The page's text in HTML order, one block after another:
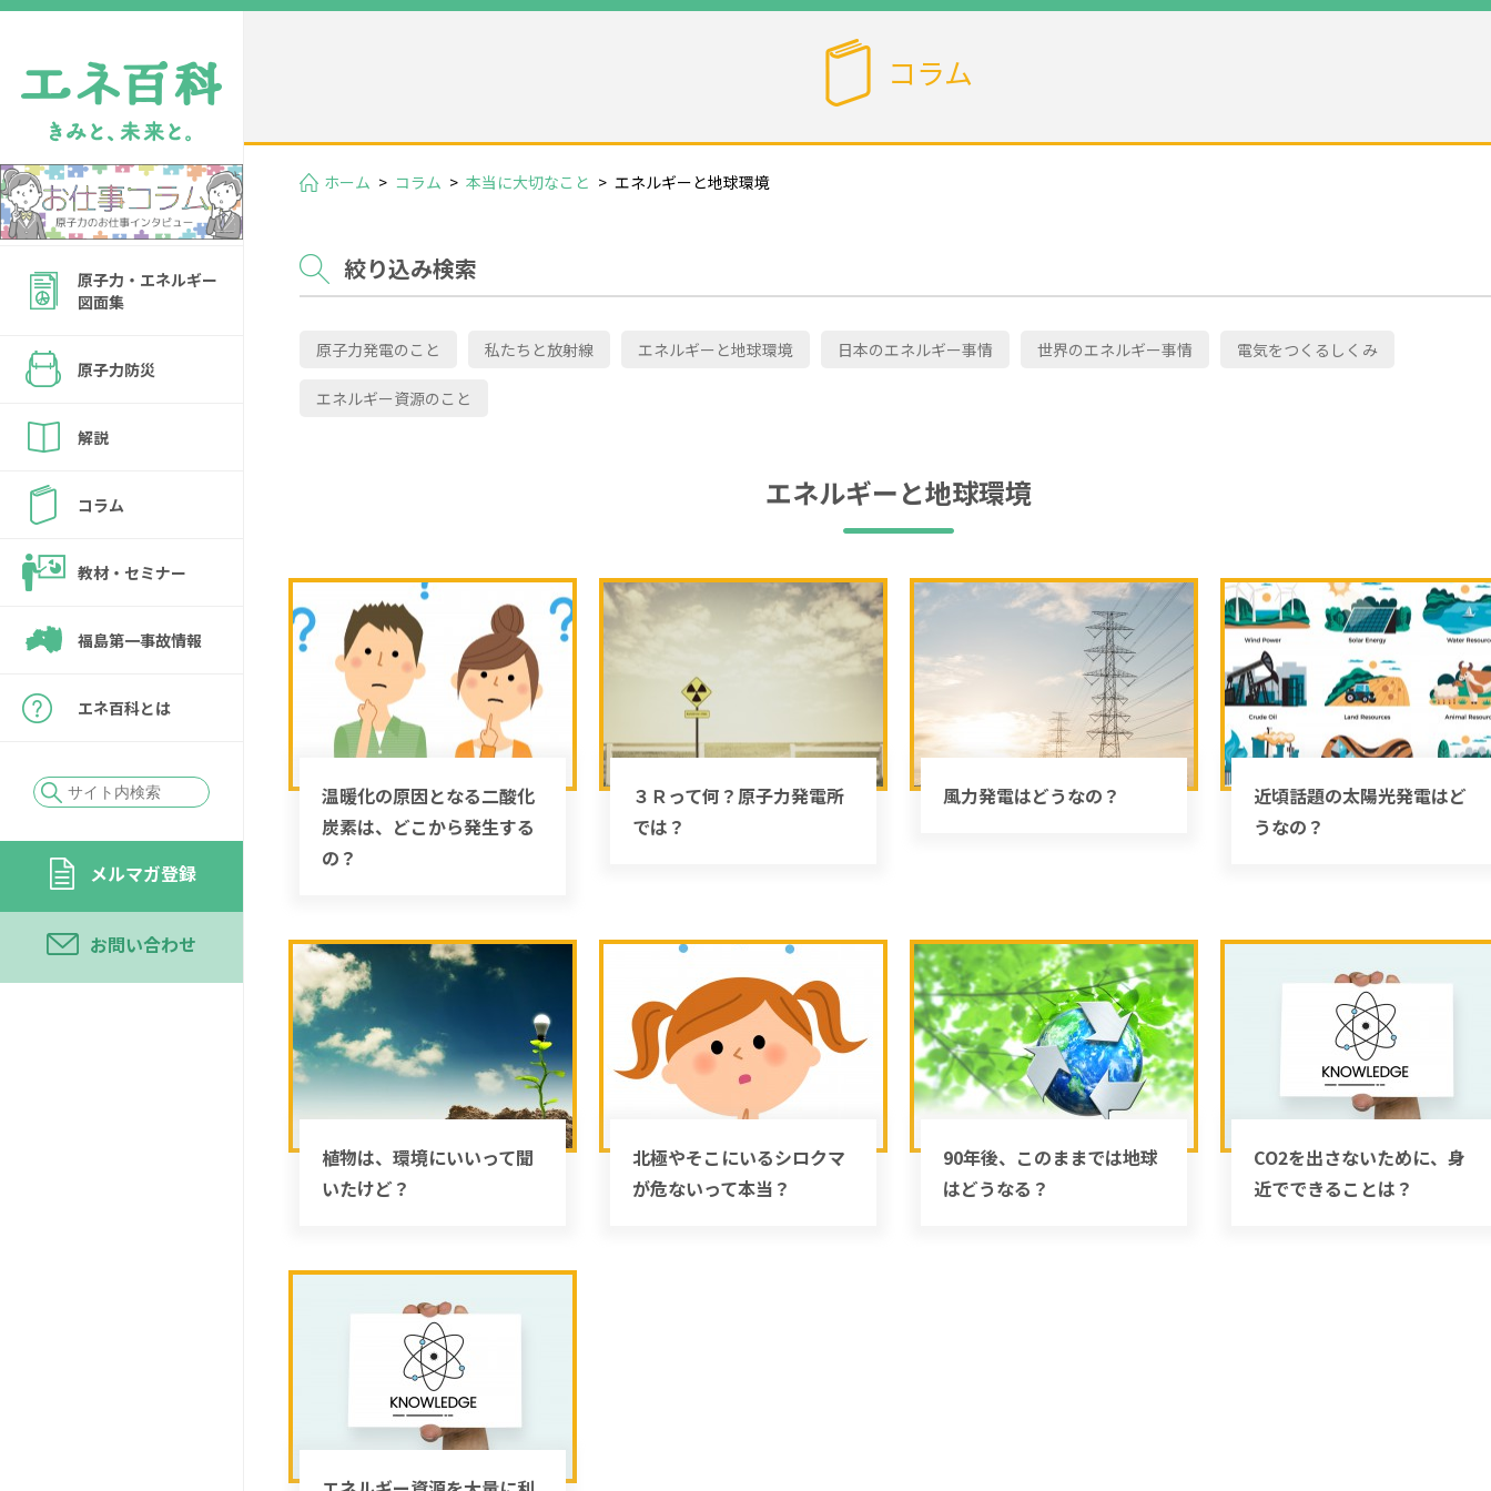
原子力・エネルギー
図面集
原子力防災
解説
コラム
教材・セミナー
福島第一事故情報
エネ百科とは
メルマガ登録
お問い合わせ
コラム
ホーム > コラム > 本当に大切なこと > エネルギーと地球環境
絞り込み検索
原子力発電のこと 私たちと放射線 エネルギーと地球環境 日本のエネルギー事情 世界のエネルギー事情 電気をつくるしくみ
エネルギー資源のこと
エネルギーと地球環境
温暖化の原因となる二酸化
炭素は、どこから発生する
の？
３Ｒって何？原子力発電所
では？
風力発電はどうなの？
近頃話題の太陽光発電はど
うなの？
植物は、環境にいいって聞
いたけど？
北極やそこにいるシロクマ
が危ないって本当？
90年後、このままでは地球
はどうなる？
CO2を出さないために、身
近でできることは？